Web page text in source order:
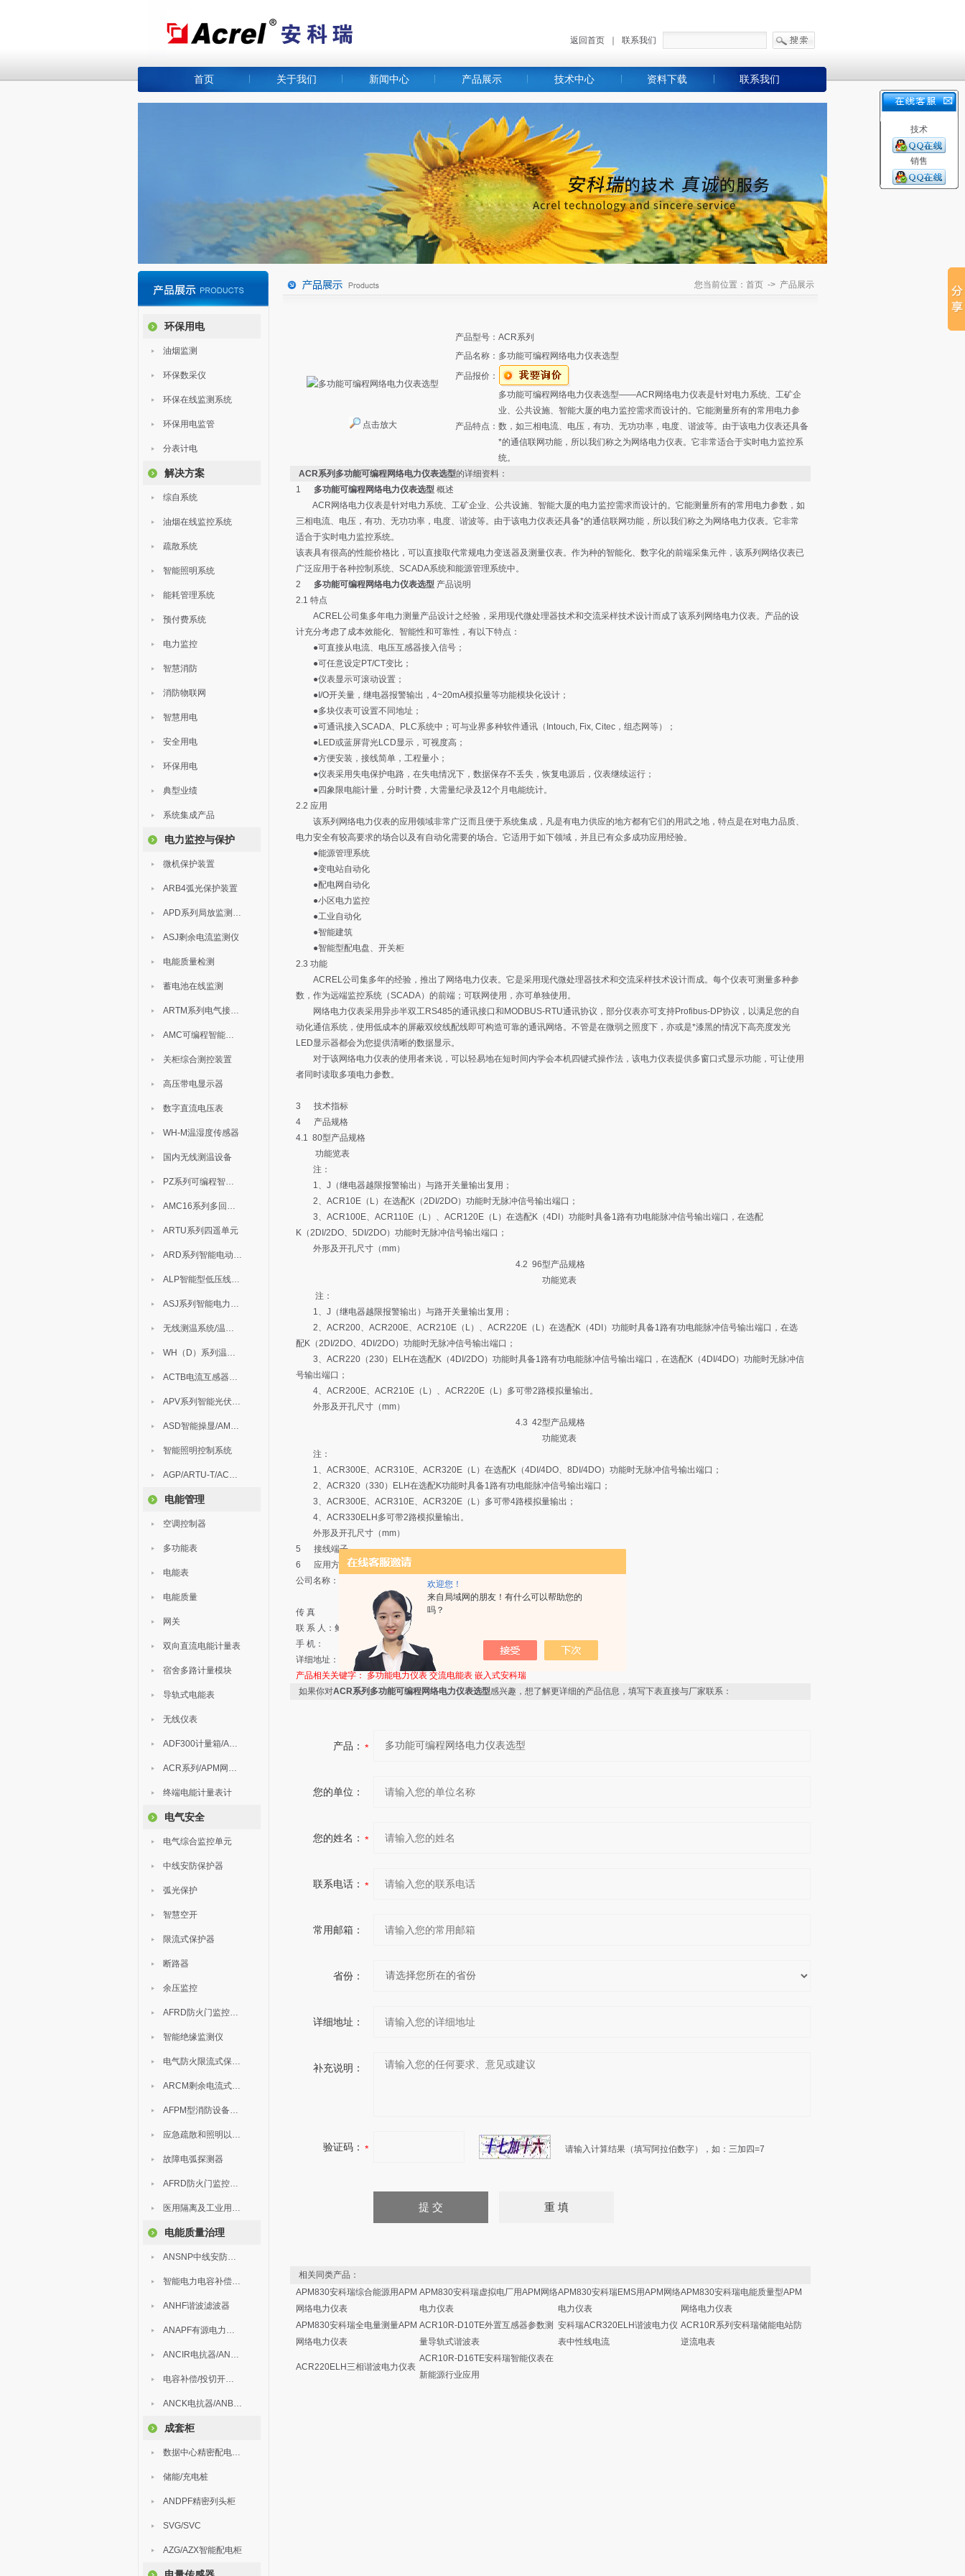
欢迎您！
来自局域网的朋友！有什么可以帮助您的
吗？
返回首页 联系我们
首页 关于我们 新闻中心 产品展示 技术中心 资料下载 联系我们
环保用电
油烟监测
环保数采仪
环保在线监测系统
环保用电监管
分表计电
解决方案
综自系统
油烟在线监控系统
疏散系统
智能照明系统
能耗管理系统
预付费系统
电力监控
智慧消防
消防物联网
智慧用电
安全用电
环保用电
典型业绩
系统集成产品
电力监控与保护
微机保护装置
ARB4弧光保护装置
APD系列局放监测装置
ASJ剩余电流监测仪
电能质量检测
蓄电池在线监测
ARTM系列电气接点测温装置
AMC可编程智能电测表
关柜综合测控装置
高压带电显示器
数字直流电压表
WH-M温湿度传感器
国内无线测温设备
PZ系列可编程智能表
AMC16系列多回路监控装置
ARTU系列四遥单元
ARD系列智能电动机保护器
ALP智能型低压线路保护装置
ASJ系列智能电力继电器
无线测温系统/温度巡检
WH（D）系列温湿度控制器
ACTB电流互感器过电压保护器
APV系列智能光伏汇流箱
ASD智能操显/AM中压保护
智能照明控制系统
AGP/ARTU-T/ACM/ADDC
电能管理
空调控制器
多功能表
电能表
电能质量
网关
双向直流电能计量表
宿舍多路计量模块
导轨式电能表
无线仪表
ADF300计量箱/AEW无线计量
ACR系列/APM网络电力仪表
终端电能计量表计
电气安全
电气综合监控单元
中线安防保护器
弧光保护
智慧空开
限流式保护器
断路器
余压监控
AFRD防火门监控模块
智能绝缘监测仪
电气防火限流式保护器
ARCM剩余电流式电气火灾监控装置
AFPM型消防设备电源监控系统
应急疏散和照明以及灯具
故障电弧探测器
AFRD防火门监控系统
医用隔离及工业用电绝缘检测
电能质量治理
ANSNP中线安防保护器
智能电力电容补偿装置
ANHF谐波滤波器
ANAPF有源电力滤波器
ANCIR电抗器/ANHPD300谐波保护器
电容补偿/投切开关/ARC
ANCK电抗器/ANBSMJ自愈式低压并联电容器
成套柜
数据中心精密配电监控装置
储能/充电桩
ANDPF精密列头柜
SVG/SVC
AZG/AZX智能配电柜
您当前位置：首页 -> 产品展示
点击放大
产品型号： ACR系列
产品名称： 多功能可编程网络电力仪表选型
产品报价：
产品特点：
多功能可编程网络电力仪表选型——ACR网络电力仪表是针对电力系统、工矿企
业、公共设施、智能大厦的电力监控需求而设计的。它能测量所有的常用电力参
数，如三相电流、电压，有功、无功功率，电度、谐波等。由于该电力仪表还具备
*的通信联网功能，所以我们称之为网络电力仪表。它非常适合于实时电力监控系
统。
ACR系列多功能可编程网络电力仪表选型的详细资料：
1
多功能可编程网络电力仪表选型 概述
ACR网络电力仪表是针对电力系统、工矿企业、公共设施、智能大厦的电力监控需求而设计的。它能测量所有的常用电力参数，如
三相电流、电压，有功、无功功率，电度、谐波等。由于该电力仪表还具备*的通信联网功能，所以我们称之为网络电力仪表。它非常
适合于实时电力监控系统。
该表具有很高的性能价格比，可以直接取代常规电力变送器及测量仪表。作为种的智能化、数字化的前端采集元件，该系列网络仪表已
广泛应用于各种控制系统、SCADA系统和能源管理系统中。
2
多功能可编程网络电力仪表选型 产品说明
2.1 特点
ACREL公司集多年电力测量产品设计之经验，采用现代微处理器技术和交流采样技术设计而成了该系列网络电力仪表。产品的设
计充分考虑了成本效能化、智能性和可靠性，有以下特点：
●可直接从电流、电压互感器接入信号；
●可任意设定PT/CT变比；
●仪表显示可滚动设置；
●I/O开关量，继电器报警输出，4~20mA模拟量等功能模块化设计；
●多块仪表可设置不同地址；
●可通讯接入SCADA、PLC系统中；可与业界多种软件通讯（Intouch, Fix, Citec，组态网等）；
●LED或蓝屏背光LCD显示，可视度高；
●方便安装，接线简单，工程量小；
●仪表采用失电保护电路，在失电情况下，数据保存不丢失，恢复电源后，仪表继续运行；
●四象限电能计量，分时计费，大需量纪录及12个月电能统计。
2.2 应用
该系列网络电力仪表的应用领域非常广泛而且便于系统集成，凡是有电力供应的地方都有它们的用武之地，特点是在对电力品质、
电力安全有较高要求的场合以及有自动化需要的场合。它适用于如下领域，并且已有众多成功应用经验。
●能源管理系统
●变电站自动化
●配电网自动化
●小区电力监控
●工业自动化
●智能建筑
●智能型配电盘、开关柜
2.3 功能
ACREL公司集多年的经验，推出了网络电力仪表。它是采用现代微处理器技术和交流采样技术设计而成。每个仪表可测量多种参
数，作为远端监控系统（SCADA）的前端；可联网使用，亦可单独使用。
网络电力仪表采用异步半双工RS485的通讯接口和MODBUS-RTU通讯协议，部分仪表亦可支持Profibus-DP协议，以满足您的自
动化通信系统，使用低成本的屏蔽双绞线配线即可构造可靠的通讯网络。不管是在微弱之照度下，亦或是*漆黑的情况下高亮度发光
LED显示器都会为您提供清晰的数据显示。
对于该网络电力仪表的使用者来说，可以轻易地在短时间内学会本机四键式操作法，该电力仪表提供多窗口式显示功能，可让使用
者同时读取多项电力参数。
3
技术指标
4
产品规格
4.1 80型产品规格
功能览表
注：
1、J（继电器越限报警输出）与路开关量输出复用；
2、ACR10E（L）在选配K（2DI/2DO）功能时无脉冲信号输出端口；
3、ACR100E、ACR110E（L）、ACR120E（L）在选配K（4DI）功能时具备1路有功电能脉冲信号输出端口，在选配
K（2DI/2DO、5DI/2DO）功能时无脉冲信号输出端口；
外形及开孔尺寸（mm）
4.2 96型产品规格
功能览表
注：
1、J（继电器越限报警输出）与路开关量输出复用；
2、ACR200、ACR200E、ACR210E（L）、ACR220E（L）在选配K（4DI）功能时具备1路有功电能脉冲信号输出端口，在选
配K（2DI/2DO、4DI/2DO）功能时无脉冲信号输出端口；
3、ACR220（230）ELH在选配K（4DI/2DO）功能时具备1路有功电能脉冲信号输出端口，在选配K（4DI/4DO）功能时无脉冲信
号输出端口；
4、ACR200E、ACR210E（L）、ACR220E（L）多可带2路模拟量输出。
外形及开孔尺寸（mm）
4.3 42型产品规格
功能览表
注：
1、ACR300E、ACR310E、ACR320E（L）在选配K（4DI/4DO、8DI/4DO）功能时无脉冲信号输出端口；
2、ACR320（330）ELH在选配K功能时具备1路有功电能脉冲信号输出端口；
3、ACR300E、ACR310E、ACR320E（L）多可带4路模拟量输出；
4、ACR330ELH多可带2路模拟量输出。
外形及开孔尺寸（mm）
5
接线端子
6
应用方案
公司名称：江苏安科瑞电器制造有限公司
传 真
联 系 人：鲍静君
手 机：
详细地址：江苏省江阴市南闸镇东盟工业园区东盟路5号
产品相关关键字：
多功能电力仪表 交流电能表 嵌入式安科瑞
如果你对ACR系列多功能可编程网络电力仪表选型感兴趣，想了解更详细的产品信息，填写下表直接与厂家联系：
产品：
您的单位：
您的姓名：
联系电话：
常用邮箱：
省份：
详细地址：
补充说明：
验证码： 请输入计算结果（填写阿拉伯数字），如：三加四=7
相关同类产品：
APM830安科瑞综合能源用APM
网络电力仪表
APM830安科瑞虚拟电厂用APM网络
电力仪表
APM830安科瑞EMS用APM网络
电力仪表
APM830安科瑞电能质量型APM
网络电力仪表
APM830安科瑞全电量测量APM
网络电力仪表
ACR10R-D10TE外置互感器参数测
量导轨式谐波表
安科瑞ACR320ELH谐波电力仪
表中性线电流
ACR10R系列安科瑞储能电站防
逆流电表
ACR220ELH三相谐波电力仪表
ACR10R-D16TE安科瑞智能仪表在
新能源行业应用
技术
销售